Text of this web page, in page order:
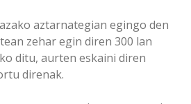
aztarnategian egingo den
zehar egin diren 300 lan
ditu, aurten eskaini diren
direnak.